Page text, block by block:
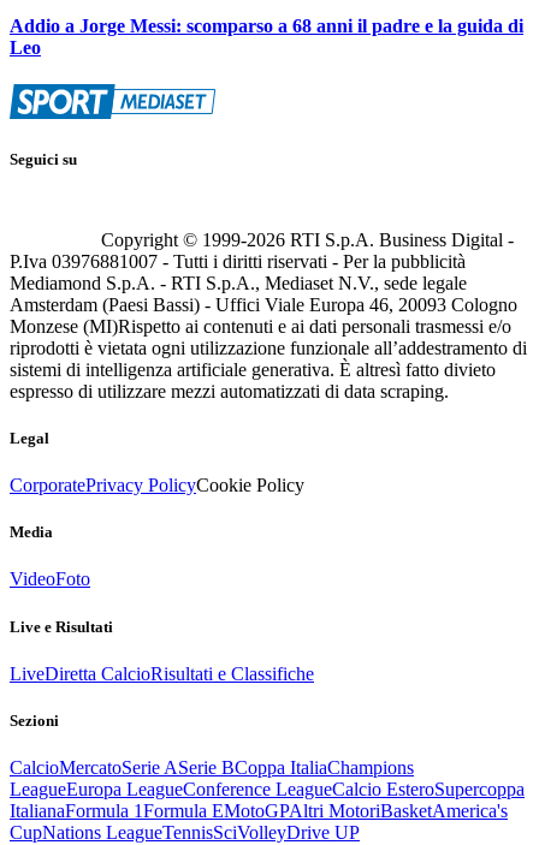
Addio a Jorge Messi: scomparso a 68 anni il padre e la guida di
Leo
Seguici su
Copyright © 1999-2026 RTI S.p.A. Business Digital -
P.Iva 03976881007 - Tutti i diritti riservati - Per la pubblicità
Mediamond S.p.A. - RTI S.p.A., Mediaset N.V., sede legale
Amsterdam (Paesi Bassi) - Uffici Viale Europa 46, 20093 Cologno
Monzese (MI)Rispetto ai contenuti e ai dati personali trasmessi e/o
riprodotti è vietata ogni utilizzazione funzionale all’addestramento di
sistemi di intelligenza artificiale generativa. È altresì fatto divieto
espresso di utilizzare mezzi automatizzati di data scraping.
Legal
CorporatePrivacy PolicyCookie Policy
Media
VideoFoto
Live e Risultati
LiveDiretta CalcioRisultati e Classifiche
Sezioni
CalcioMercatoSerie ASerie BCoppa ItaliaChampions
LeagueEuropa LeagueConference LeagueCalcio EsteroSupercoppa
ItalianaFormula 1Formula EMotoGPAltri MotoriBasketAmerica's
CupNations LeagueTennisSciVolleyDrive UP